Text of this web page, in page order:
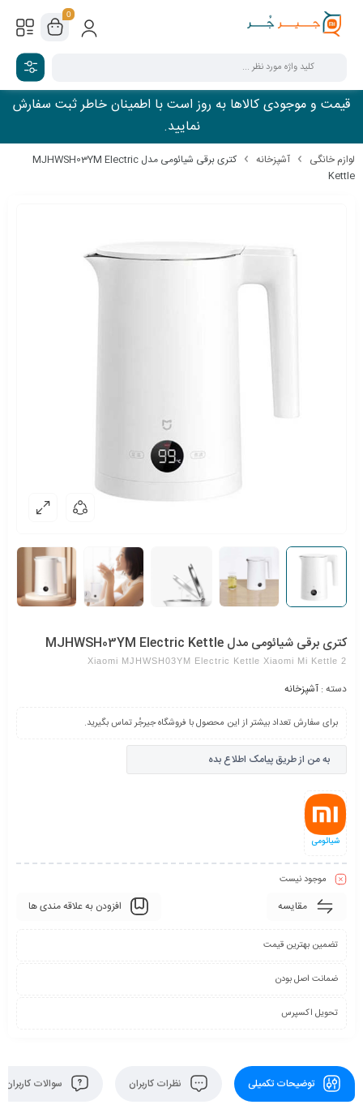
0
قیمت و موجودی کالاها به روز است با اطمینان خاطر ثبت سفارش
نمایید.
لوازم خانگی آشپزخانه
کتری برقی شیائومی مدل MJHWSH03YM Electric
Kettle
کتری برقی شیائومی مدل MJHWSH03YM Electric Kettle
Xiaomi MJHWSH03YM Electric Kettle Xiaomi Mi Kettle 2
دسته : آشپزخانه
برای سفارش تعداد بیشتر از این محصول با فروشگاه جیرجُر تماس بگیرید.
به من از طریق پیامک اطلاع بده
شیائومی
موجود نیست
مقایسه افزودن به علاقه مندی ها
تضمین بهترین قیمت
ضمانت اصل بودن
تحویل اکسپرس
توضیحات تکمیلی نظرات کاربران سوالات کاربران